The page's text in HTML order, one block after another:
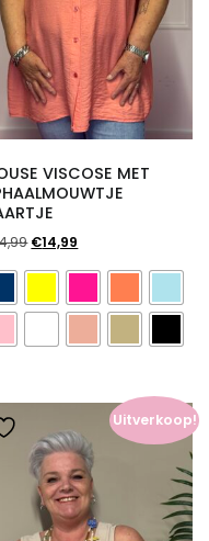
VISCOSE MET
Oorspronkelijke
€24,99.
€14,99
€14,99.
Uitverkoop!